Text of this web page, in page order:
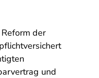
der
und